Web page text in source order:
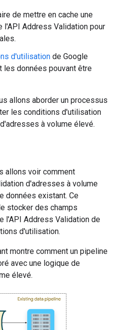
de mettre en cache une
l'API Address Validation pour
d'utilisation de Google
données pouvant être
allons aborder un processus
les conditions d'utilisation
à volume élevé.
allons voir comment
d'adresses à volume
données existant. Ce
stocker des champs
l'API Address Validation de
d'utilisation.
montre comment un pipeline
avec une logique de
élevé.